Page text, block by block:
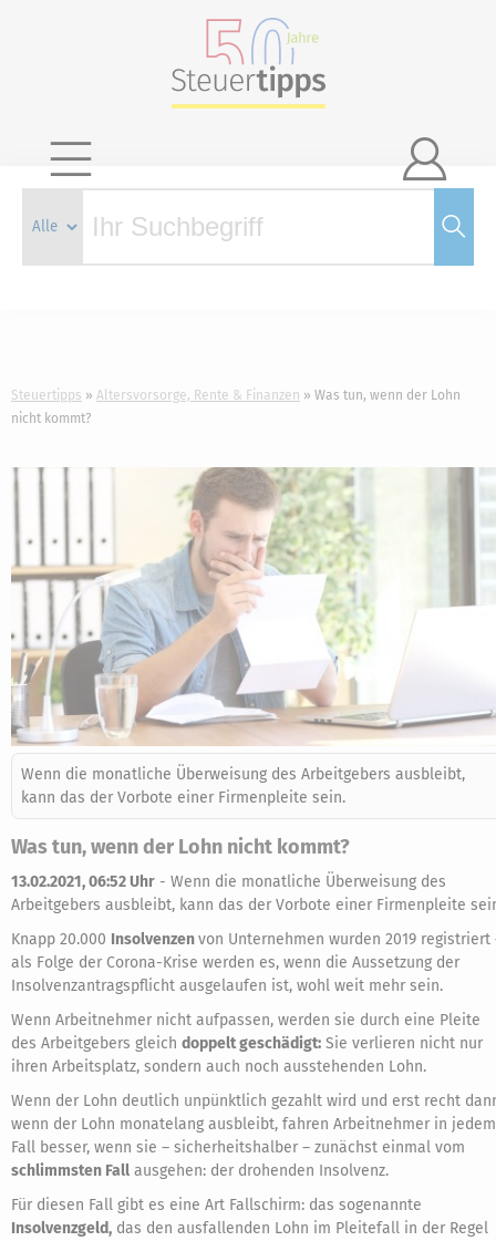

Steuertipps Altersvorsorge, Rente & Finanzen
Was tun, wenn der Lohn
nicht kommt?
Wenn die monatliche Überweisung des Arbeitgebers ausbleibt,
kann das der Vorbote einer Firmenpleite sein.
Was tun, wenn der Lohn nicht kommt?
13.02.2021, 06:52 Uhr - Wenn die monatliche Überweisung des
Arbeitgebers ausbleibt, kann das der Vorbote einer Firmenpleite
Knapp 20.000 Insolvenzenvon Unternehmen wurden 2019 registriert
als Folge der Corona-Krise werden es, wenn die Aussetzung der
Insolvenzantragspflicht ausgelaufen ist, wohl weit mehr sein.
Wenn Arbeitnehmer nicht aufpassen, werden sie durch eine Pleite
des Arbeitgebers gleich doppelt geschädigt: Sie verlieren nicht nur
ihren Arbeitsplatz, sondern auch noch ausstehenden Lohn.
Wenn der Lohn deutlich unpünktlich gezahlt wird und erst recht
wenn der Lohn monatelang ausbleibt, fahren Arbeitnehmer in jedem
Fall besser, wenn sie – sicherheitshalber – zunächst einmal vom
schlimmsten Fall ausgehen: der drohenden Insolvenz.
Für diesen Fall gibt es eine Art Fallschirm: das sogenannte
Insolvenzgeld, das den ausfallenden Lohn im Pleitefall in der Regel